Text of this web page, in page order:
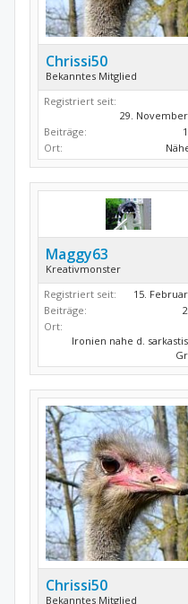
Chrissi50
Bekanntes Mitglied
Registriert seit:
29.
Beiträge:
Ort:
Maggy63
Kreativmonster
Registriert seit:
15. Februar
Beiträge:
Ort:
Ironien nahe d.
Chrissi50
Bekanntes Mitglied